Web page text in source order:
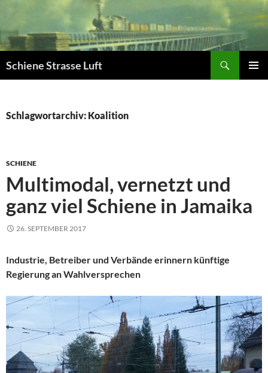
springen
Schiene Strasse Luft
Schlagwortarchiv: Koalition
SCHIENE
Multimodal, vernetzt und
ganz viel Schiene in Jamaika
26. SEPTEMBER 2017
Industrie, Betreiber und Verbände erinnern künftige
Regierung an Wahlversprechen